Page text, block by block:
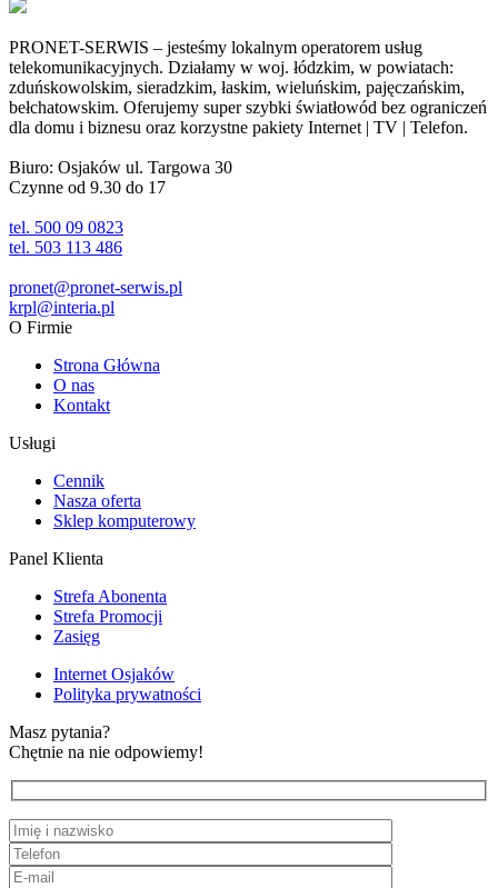
PRONET-SERWIS – jesteśmy lokalnym operatorem usług
telekomunikacyjnych. Działamy w woj. łódzkim, w powiatach:
zduńskowolskim, sieradzkim, łaskim, wieluńskim, pajęczańskim,
bełchatowskim. Oferujemy super szybki światłowód bez ograniczeń
dla domu i biznesu oraz korzystne pakiety Internet | TV | Telefon.
Biuro: Osjaków ul. Targowa 30
Czynne od 9.30 do 17
tel. 500 09 0823
tel. 503 113 486
pronet@pronet-serwis.pl
krpl@interia.pl
O Firmie
Strona Główna
O nas
Kontakt
Usługi
Cennik
Nasza oferta
Sklep komputerowy
Panel Klienta
Strefa Abonenta
Strefa Promocji
Zasięg
Internet Osjaków
Polityka prywatności
Masz pytania?
Chętnie na nie odpowiemy!